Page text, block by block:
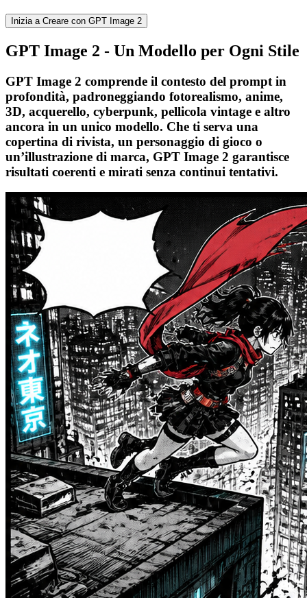
Inizia a Creare con GPT Image 2
GPT Image 2 - Un Modello per Ogni Stile
GPT Image 2 comprende il contesto del prompt in
profondità, padroneggiando fotorealismo, anime,
3D, acquerello, cyberpunk, pellicola vintage e altro
ancora in un unico modello. Che ti serva una
copertina di rivista, un personaggio di gioco o
un’illustrazione di marca, GPT Image 2 garantisce
risultati coerenti e mirati senza continui tentativi.